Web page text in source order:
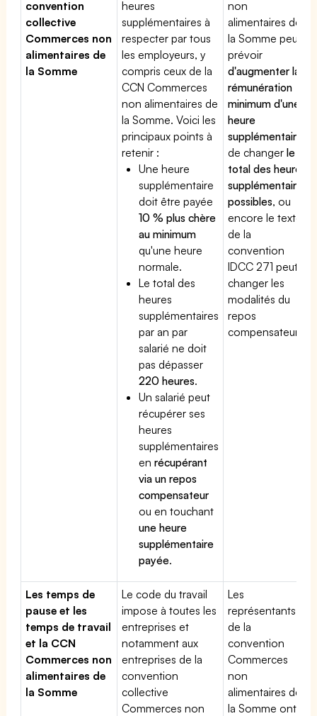
convention
collective
Commerces non
alimentaires de
la Somme
heures
supplémentaires à
respecter par tous
les employeurs, y
compris ceux de la
CCN Commerces
non alimentaires de
la Somme. Voici les
principaux points à
retenir :
Une heure
supplémentaire
doit être payée
10 % plus chère
au minimum
qu'une heure
normale.
Le total des
heures
supplémentaires
par an par
salarié ne doit
pas dépasser
220 heures.
Un salarié peut
récupérer ses
heures
supplémentaires
enrécupérant
via un repos
compensateur
ou en touchant
une heure
supplémentaire
payée.
non
alimentaires de
la Somme peut
prévoir
d'augmenter la
rémunération
minimum d'une
heure
supplémentaire
de changerle
total des heures
supplémentaires
possibles, ou
encore le texte
de la
convention
IDCC 271 peut
changer les
modalités du
repos
compensateur.
Les temps de
pause et les
temps de travail
et la CCN
Commerces non
alimentaires de
la Somme
Le code du travail
impose à toutes les
entreprises et
notamment aux
entreprises de la
convention
collective
Commerces non
Les
représentants
de la
convention
Commerces
non
alimentaires de
la Somme ont